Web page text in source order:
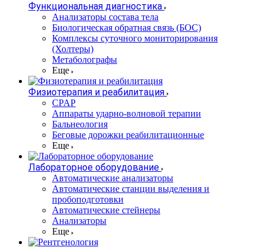
Функциональная диагностика
Анализаторы состава тела
Биологическая обратная связь (БОС)
Комплексы суточного мониторирования
(Холтеры)
Метаболографы
Еще
Физиотерапия и реабилитация
CPAP
Аппараты ударно-волновой терапии
Бальнеология
Беговые дорожки реабилитационные
Еще
Лабораторное оборудование
Автоматические анализаторы
Автоматические станции выделения и
пробоподготовки
Автоматические стейнеры
Анализаторы
Еще